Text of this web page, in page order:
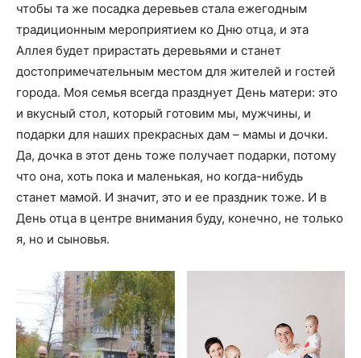
чтобы та же посадка деревьев стала ежегодным
традиционным мероприятием ко Дню отца, и эта
Аллея будет прирастать деревьями и станет
достопримечательным местом для жителей и гостей
города. Моя семья всегда празднует День матери: это
и вкусный стол, который готовим мы, мужчины, и
подарки для наших прекрасных дам – мамы и дочки.
Да, дочка в этот день тоже получает подарки, потому
что она, хоть пока и маленькая, но когда-нибудь
станет мамой. И значит, это и ее праздник тоже. И в
День отца в центре внимания буду, конечно, не только
я, но и сыновья.